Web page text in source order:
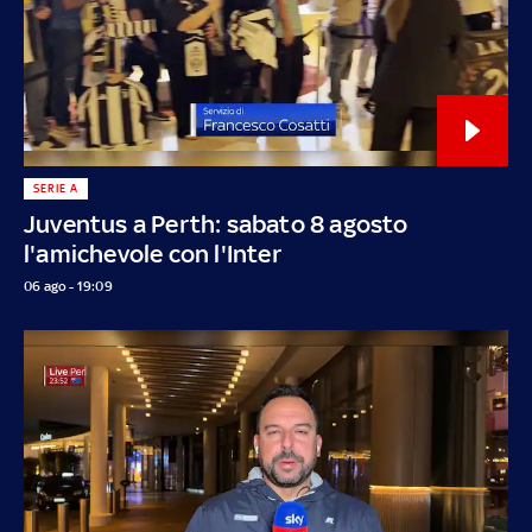
Juventus a Perth: sabato 8 agosto
l'amichevole con l'Inter
SERIE A
06 ago - 19:09